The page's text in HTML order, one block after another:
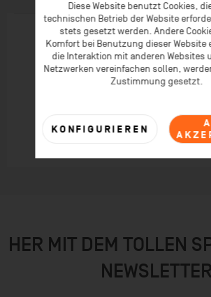
Ähnliche Artikel
Kunden kauften auch
Kunden haben sich ebenfalls
HER MIT DEM TOLLEN
NEWSLETTER
Diese Website benutzt Cookies,
technischen Betrieb der Website
stets gesetzt werden. Andere
Komfort bei Benutzung dieser Website
die Interaktion mit anderen Websites
Netzwerken vereinfachen sollen,
Zustimmung gesetzt.
KONFIGURIEREN